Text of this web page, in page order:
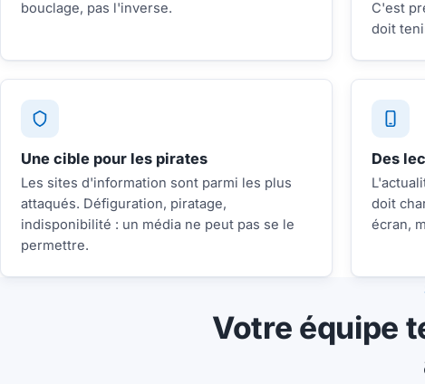
bouclage, pas l'inverse.
C'est
doit
Une cible pour les pirates
Les sites d'information sont parmi les plus
attaqués. Défiguration, piratage,
indisponibilité : un média ne peut pas se le
permettre.
Des
doit
écran,
Votre équipe